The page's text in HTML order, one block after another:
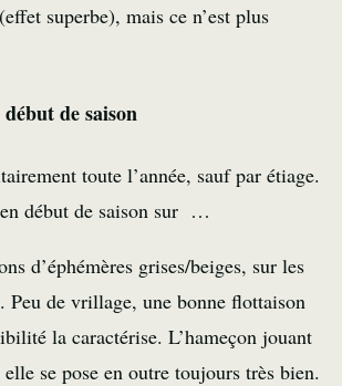
superbe), mais ce n’est plus
de saison
toute l’année, sauf par étiage.
début de saison sur …
d’éphémères grises/beiges, sur les
Peu de vrillage, une bonne flottaison
la caractérise. L’hameçon jouant
se pose en outre toujours très bien.